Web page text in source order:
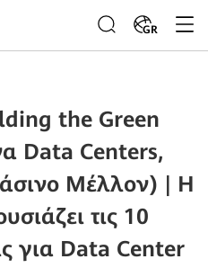
GR
the Green
Data Centers,
Μέλλον) | Η
τις 10
για Data Center